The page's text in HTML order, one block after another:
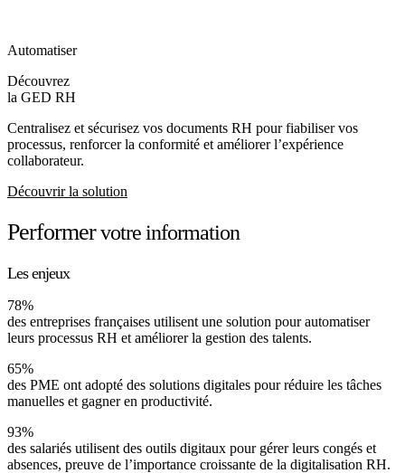
Automatiser
Découvrez
la GED RH
Centralisez et sécurisez vos documents RH pour fiabiliser vos
processus, renforcer la conformité et améliorer l’expérience
collaborateur.
Découvrir la solution
Performervotre information
Les enjeux
78%
des entreprises françaises utilisent une solution pour automatiser
leurs processus RH et améliorer la gestion des talents.
65%
des PME ont adopté des solutions digitales pour réduire les tâches
manuelles et gagner en productivité.
93%
des salariés utilisent des outils digitaux pour gérer leurs congés et
absences, preuve de l’importance croissante de la digitalisation RH.